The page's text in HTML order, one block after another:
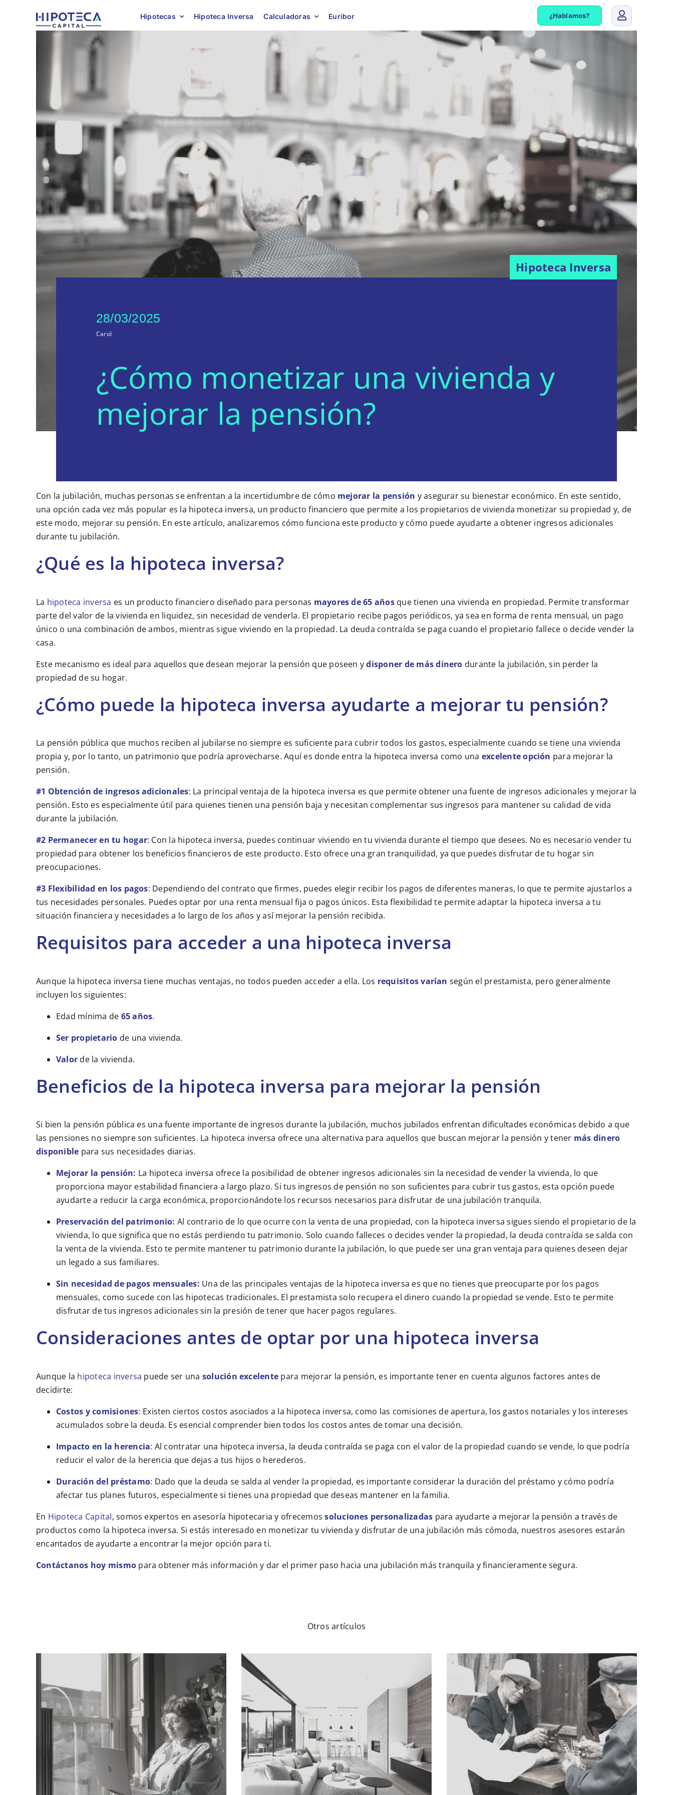
Hipotecas Hipoteca Inversa Calculadoras Euribor ¿Hablamos?
Hipoteca Inversa
28/03/2025
Carol
¿Cómo monetizar una vivienda y
mejorar la pensión?
Con la jubilación, muchas personas se enfrentan a la incertidumbre de cómo mejorar la pensión y asegurar su bienestar económico. En este sentido,
una opción cada vez más popular es la hipoteca inversa, un producto financiero que permite a los propietarios de vivienda monetizar su propiedad y, de
este modo, mejorar su pensión. En este artículo, analizaremos cómo funciona este producto y cómo puede ayudarte a obtener ingresos adicionales
durante tu jubilación.
¿Qué es la hipoteca inversa?
La hipoteca inversa es un producto financiero diseñado para personas mayores de 65 añosque tienen una vivienda en propiedad. Permite transformar
parte del valor de la vivienda en liquidez, sin necesidad de venderla. El propietario recibe pagos periódicos, ya sea en forma de renta mensual, un pago
único o una combinación de ambos, mientras sigue viviendo en la propiedad. La deuda contraída se paga cuando el propietario fallece o decide vender la
casa.
Este mecanismo es ideal para aquellos que desean mejorar la pensión que poseen ydisponer de más dinero durante la jubilación, sin perder la
propiedad de su hogar.
¿Cómo puede la hipoteca inversa ayudarte a mejorar tu pensión?
La pensión pública que muchos reciben al jubilarse no siempre es suficiente para cubrir todos los gastos, especialmente cuando se tiene una vivienda
propia y, por lo tanto, un patrimonio que podría aprovecharse. Aquí es donde entra la hipoteca inversa como una excelente opción para mejorar la
pensión.
#1 Obtención de ingresos adicionales: La principal ventaja de la hipoteca inversa es que permite obtener una fuente de ingresos adicionales y mejorar la
pensión. Esto es especialmente útil para quienes tienen una pensión baja y necesitan complementar sus ingresos para mantener su calidad de vida
durante la jubilación.
#2 Permanecer en tu hogar: Con la hipoteca inversa, puedes continuar viviendo en tu vivienda durante el tiempo que desees. No es necesario vender tu
propiedad para obtener los beneficios financieros de este producto. Esto ofrece una gran tranquilidad, ya que puedes disfrutar de tu hogar sin
preocupaciones.
#3 Flexibilidad en los pagos: Dependiendo del contrato que firmes, puedes elegir recibir los pagos de diferentes maneras, lo que te permite ajustarlos a
tus necesidades personales. Puedes optar por una renta mensual fija o pagos únicos. Esta flexibilidad te permite adaptar la hipoteca inversa a tu
situación financiera y necesidades a lo largo de los años y así mejorar la pensión recibida.
Requisitos para acceder a una hipoteca inversa
Aunque la hipoteca inversa tiene muchas ventajas, no todos pueden acceder a ella. Los requisitos varían según el prestamista, pero generalmente
incluyen los siguientes:
Edad mínima de 65 años.
Ser propietario de una vivienda.
Valor de la vivienda.
Beneficios de la hipoteca inversa para mejorar la pensión
Si bien la pensión pública es una fuente importante de ingresos durante la jubilación, muchos jubilados enfrentan dificultades económicas debido a que
las pensiones no siempre son suficientes. La hipoteca inversa ofrece una alternativa para aquellos que buscan mejorar la pensión y tener más dinero
disponible para sus necesidades diarias.
Mejorar la pensión: La hipoteca inversa ofrece la posibilidad de obtener ingresos adicionales sin la necesidad de vender la vivienda, lo que
proporciona mayor estabilidad financiera a largo plazo. Si tus ingresos de pensión no son suficientes para cubrir tus gastos, esta opción puede
ayudarte a reducir la carga económica, proporcionándote los recursos necesarios para disfrutar de una jubilación tranquila.
Preservación del patrimonio: Al contrario de lo que ocurre con la venta de una propiedad, con la hipoteca inversa sigues siendo el propietario de la
vivienda, lo que significa que no estás perdiendo tu patrimonio. Solo cuando falleces o decides vender la propiedad, la deuda contraída se salda con
la venta de la vivienda. Esto te permite mantener tu patrimonio durante la jubilación, lo que puede ser una gran ventaja para quienes deseen dejar
un legado a sus familiares.
Sin necesidad de pagos mensuales: Una de las principales ventajas de la hipoteca inversa es que no tienes que preocuparte por los pagos
mensuales, como sucede con las hipotecas tradicionales. El prestamista solo recupera el dinero cuando la propiedad se vende. Esto te permite
disfrutar de tus ingresos adicionales sin la presión de tener que hacer pagos regulares.
Consideraciones antes de optar por una hipoteca inversa
Aunque la hipoteca inversa puede ser una solución excelente para mejorar la pensión, es importante tener en cuenta algunos factores antes de
decidirte:
Costos y comisiones: Existen ciertos costos asociados a la hipoteca inversa, como las comisiones de apertura, los gastos notariales y los intereses
acumulados sobre la deuda. Es esencial comprender bien todos los costos antes de tomar una decisión.
Impacto en la herencia: Al contratar una hipoteca inversa, la deuda contraída se paga con el valor de la propiedad cuando se vende, lo que podría
reducir el valor de la herencia que dejas a tus hijos o herederos.
Duración del préstamo: Dado que la deuda se salda al vender la propiedad, es importante considerar la duración del préstamo y cómo podría
afectar tus planes futuros, especialmente si tienes una propiedad que deseas mantener en la familia.
En Hipoteca Capital, somos expertos en asesoría hipotecaria y ofrecemossoluciones personalizadas para ayudarte a mejorar la pensión a través de
productos como la hipoteca inversa. Si estás interesado en monetizar tu vivienda y disfrutar de una jubilación más cómoda, nuestros asesores estarán
encantados de ayudarte a encontrar la mejor opción para ti.
Contáctanos hoy mismo para obtener más información y dar el primer paso hacia una jubilación más tranquila y financieramente segura.
Otros artículos